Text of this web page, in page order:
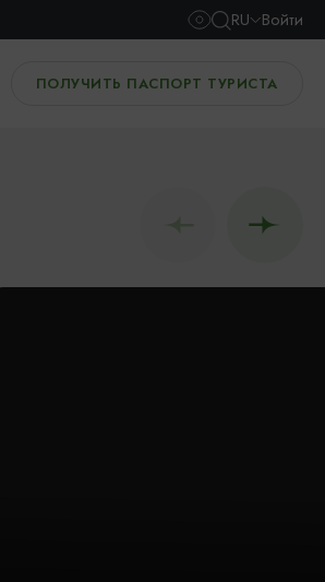
RU Войти
ПОЛУЧИТЬ ПАСПОРТ ТУРИСТА